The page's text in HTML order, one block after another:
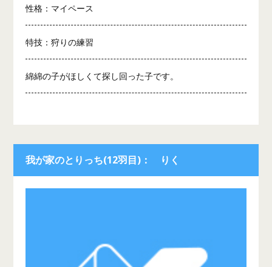
性格：マイペース
特技：狩りの練習
綿綿の子がほしくて探し回った子です。
我が家のとりっち(12羽目)： りく